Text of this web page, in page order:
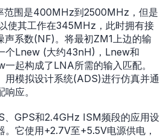
范围是400MHz到2500MHz，但是
使其工作在345MHz，此时拥有接
声系数(NF)。将最初ZM1上边的输
个Lnew (大约43nH)，Lnew和
起构成了LNA所需的输入匹配。
用模拟设计系统(ADS)进行仿真并通
应。
GPS和2.4GHz ISM频段的应用设
它使用+2.7V至+5.5V电源供电，